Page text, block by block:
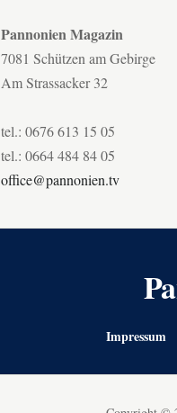
Pannonien Magazin
7081 Schützen am Gebirge
Am Strassacker 32
tel.: 0676 613 15 05
tel.: 0664 484 84 05
office@pannonien.tv
Impressum